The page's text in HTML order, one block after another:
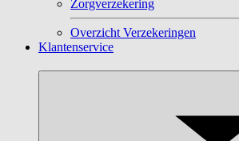
Zorgverzekering
Overzicht Verzekeringen
Klantenservice